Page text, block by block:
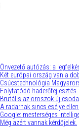
Önvezető autózás: a
Két európai ország van a
Csúcstechnológia
Folytatódó haderőfejlesztés.
Brutális az oroszok új
A radarnak sincs esélye
Google: mesterséges
Még azért vannak kérdőjelek.